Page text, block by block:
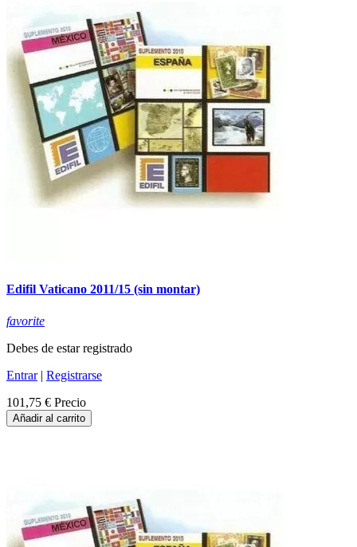
Edifil Vaticano 2011/15 (sin montar)
favorite
Debes de estar registrado
Entrar| Registrarse
101,75 € Precio
Añadir al carrito